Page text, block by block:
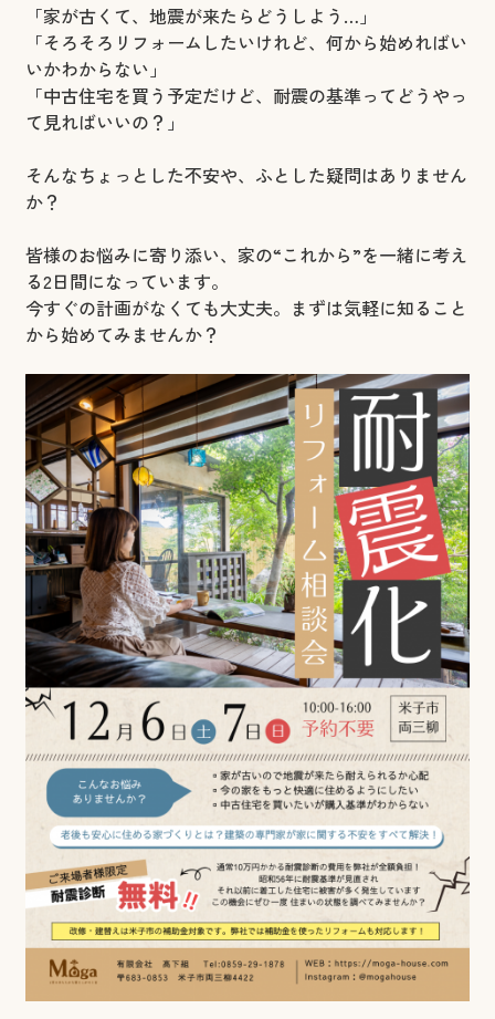
「家が古くて、地震が来たらどうしよう…」
「そろそろリフォームしたいけれど、何から始めればい
いかわからない」
「中古住宅を買う予定だけど、耐震の基準ってどうやっ
て見ればいいの？」
そんなちょっとした不安や、ふとした疑問はありません
か？
皆様のお悩みに寄り添い、家の“これから”を一緒に考え
る2日間になっています。
今すぐの計画がなくても大丈夫。まずは気軽に知ること
から始めてみませんか？